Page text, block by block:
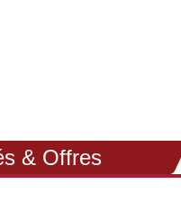
& Offres